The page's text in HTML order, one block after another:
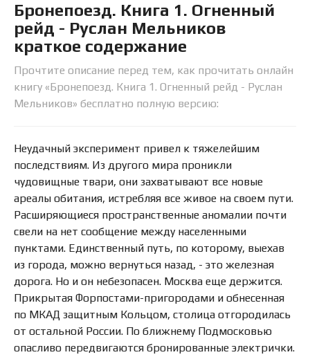
Бронепоезд. Книга 1. Огненный
рейд - Руслан Мельников
краткое содержание
Прочтите описание перед тем, как прочитать онлайн
книгу «Бронепоезд. Книга 1. Огненный рейд - Руслан
Мельников» бесплатно полную версию:
Неудачный эксперимент привел к тяжелейшим
последствиям. Из другого мира проникли
чудовищные твари, они захватывают все новые
ареалы обитания, истребляя все живое на своем пути.
Расширяющиеся пространственные аномалии почти
свели на нет сообщение между населенными
пунктами. Единственный путь, по которому, выехав
из города, можно вернуться назад, - это железная
дорога. Но и он небезопасен. Москва еще держится.
Прикрытая Форпостами-пригородами и обнесенная
по МКАД защитным Кольцом, столица отгородилась
от остальной России. По ближнему Подмосковью
опасливо передвигаются бронированные электрички.